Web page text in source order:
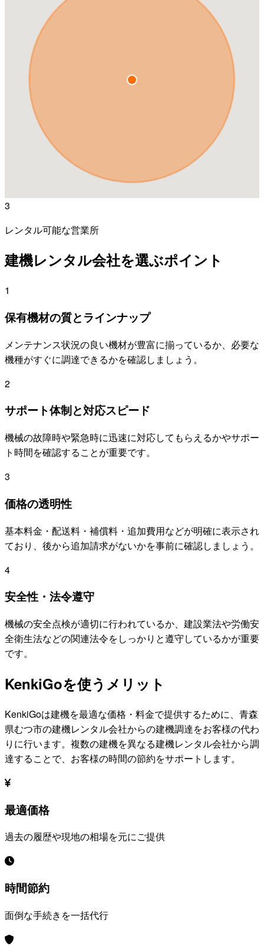
3
レンタル可能な営業所
建機レンタル会社を選ぶポイント
1
保有機材の質とラインナップ
メンテナンス状況の良い機材が豊富に揃っているか、必要な
機種がすぐに調達できるかを確認しましょう。
2
サポート体制と対応スピード
機械の故障時や緊急時に迅速に対応してもらえるかやサポー
ト時間を確認することが重要です。
3
価格の透明性
基本料金・配送料・補償料・追加費用などが明確に表示され
ており、後から追加請求がないかを事前に確認しましょう。
4
安全性・法令遵守
機械の安全点検が適切に行われているか、建設業法や労働安
全衛生法などの関連法令をしっかりと遵守しているかが重要
です。
KenkiGoを使うメリット
KenkiGoは建機を最適な価格・料金で提供するために、 青森
県むつ市の建機レンタル会社からの建機調達をお客様の代わ
りに行います。複数の建機を異なる建機レンタル会社から調
達することで、お客様の時間の節約をサポートします。
最適価格
過去の履歴や現地の相場を元にご提供
時間節約
面倒な手続きを一括代行